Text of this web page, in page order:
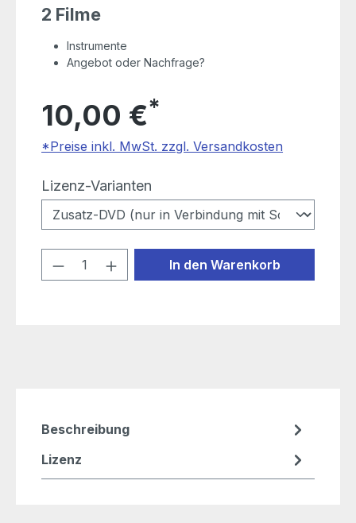
2 Filme
Instrumente
Angebot oder Nachfrage?
10,00 €*
*Preise inkl. MwSt. zzgl. Versandkosten
Lizenz-Varianten
Produkt Anzahl: Gib den
In den Warenkorb
Beschreibung
Lizenz